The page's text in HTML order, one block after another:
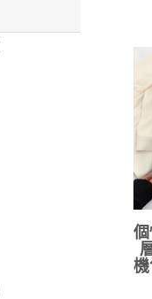
個
機